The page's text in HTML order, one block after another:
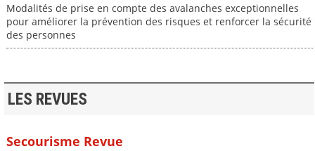
Modalités de prise en compte des avalanches exceptionnelles
pour améliorer la prévention des risques et renforcer la sécurité
des personnes
LES REVUES
Secourisme Revue